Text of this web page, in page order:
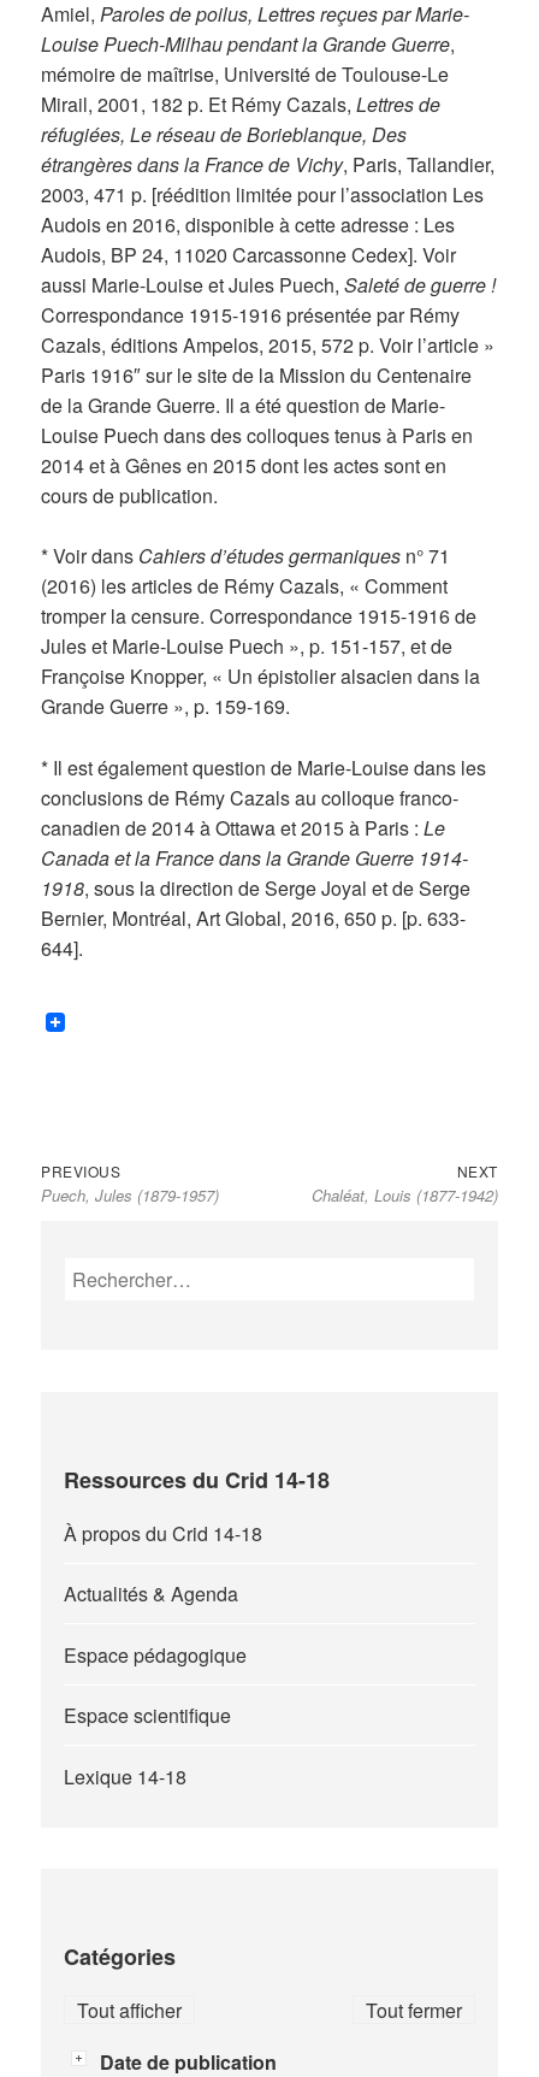
Amiel,Paroles de poilus, Lettres reçues par Marie-
Louise Puech-Milhau pendant la Grande Guerre,
mémoire de maîtrise, Université de Toulouse-Le
Mirail, 2001, 182 p. Et Rémy Cazals,Lettres de
réfugiées, Le réseau de Borieblanque, Des
étrangères dans la France de Vichy, Paris, Tallandier,
2003, 471 p. [réédition limitée pour l’association Les
Audois en 2016, disponible à cette adresse : Les
Audois, BP 24, 11020 Carcassonne Cedex]. Voir
aussi Marie-Louise et Jules Puech,Saleté de guerre !
Correspondance 1915-1916 présentée par Rémy
Cazals, éditions Ampelos, 2015, 572 p. Voir l’article »
Paris 1916″ sur le site de la Mission du Centenaire
de la Grande Guerre. Il a été question de Marie-
Louise Puech dans des colloques tenus à Paris en
2014 et à Gênes en 2015 dont les actes sont en
cours de publication.
* Voir dans Cahiers d’études germaniques n° 71
(2016) les articles de Rémy Cazals, « Comment
tromper la censure. Correspondance 1915-1916 de
Jules et Marie-Louise Puech », p. 151-157, et de
Françoise Knopper, « Un épistolier alsacien dans la
Grande Guerre », p. 159-169.
* Il est également question de Marie-Louise dans les
conclusions de Rémy Cazals au colloque franco-
canadien de 2014 à Ottawa et 2015 à Paris :Le
Canada et la France dans la Grande Guerre 1914-
1918, sous la direction de Serge Joyal et de Serge
Bernier, Montréal, Art Global, 2016, 650 p. [p. 633-
644].
Navigation
de
PREVIOUSPrevious
post:
Puech, Jules (1879-1957)
NEXTNext
post:
Chaléat, Louis (1877-1942)
Rechercher :
Ressources du Crid 14-18
À propos du Crid 14-18
Actualités & Agenda
Espace pédagogique
Espace scientifique
Lexique 14-18
Catégories
Tout fermer
Tout afficher
Date de publication